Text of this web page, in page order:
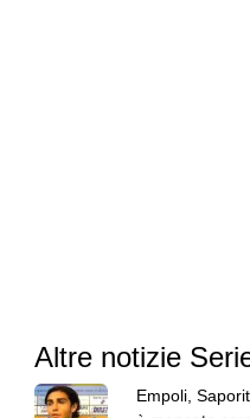
Altre notizie
Empoli,